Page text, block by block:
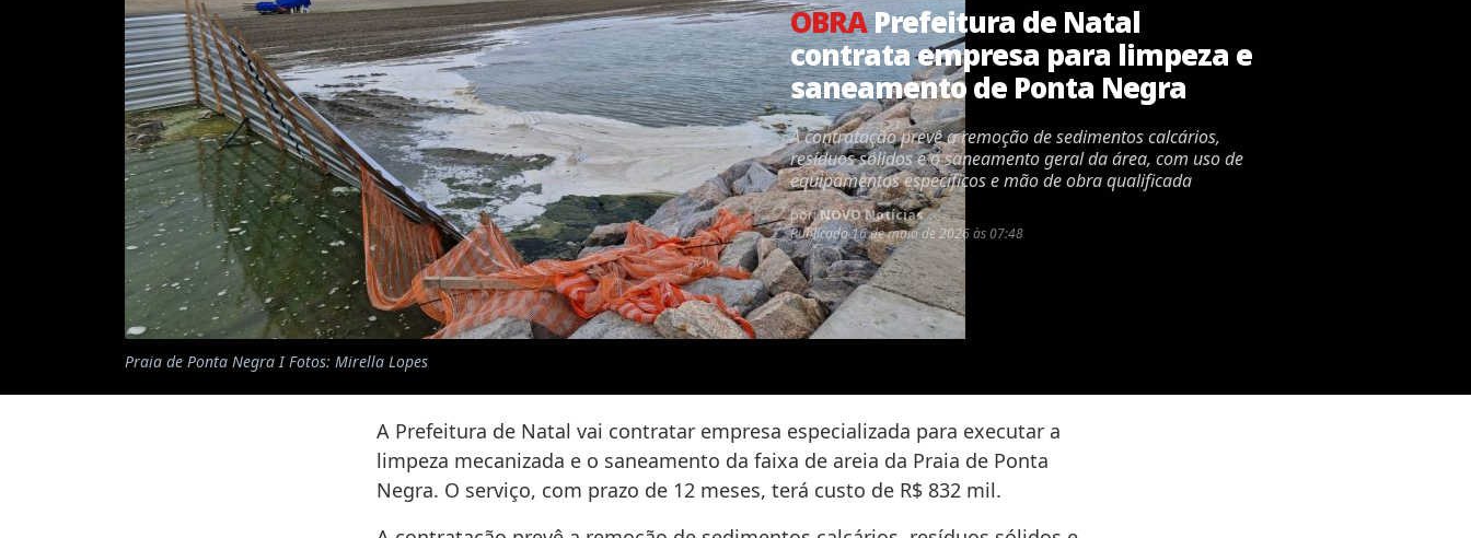
Praia de Ponta Negra I Fotos: Mirella Lopes
OBRAPrefeitura de Natal
contrata empresa para limpeza e
saneamento de Ponta Negra
A contratação prevê a remoção de sedimentos calcários,
resíduos sólidos e o saneamento geral da área, com uso de
equipamentos específicos e mão de obra qualificada
por:NOVO Notícias
Publicado16 de maio de 2026 às 07:48
A Prefeitura de Natal vai contratar empresa especializada para executar a
limpeza mecanizada e o saneamento da faixa de areia da Praia de Ponta
Negra. O serviço, com prazo de 12 meses, terá custo de R$ 832 mil.